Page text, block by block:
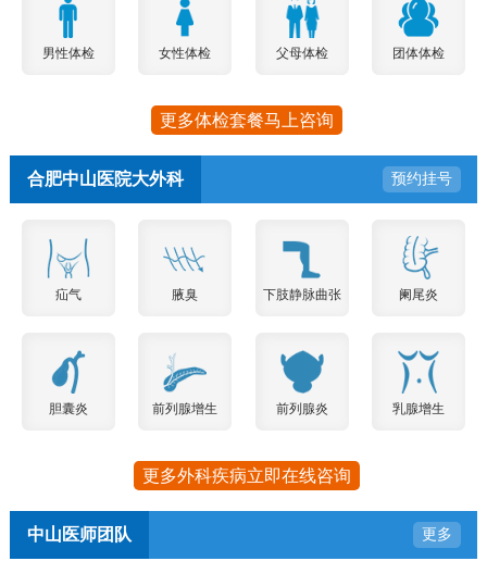
男性体检 女性体检 父母体检 团体体检
更多体检套餐马上咨询
合肥中山医院大外科 预约挂号
疝气 腋臭 下肢静脉曲张 阑尾炎
胆囊炎 前列腺增生 前列腺炎 乳腺增生
更多外科疾病立即在线咨询
中山医师团队 更多